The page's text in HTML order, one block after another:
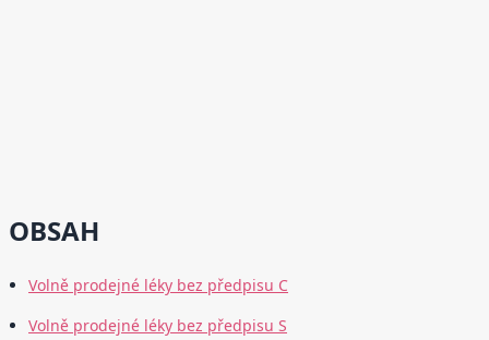
OBSAH
Volně prodejné léky bez předpisu C
Volně prodejné léky bez předpisu S